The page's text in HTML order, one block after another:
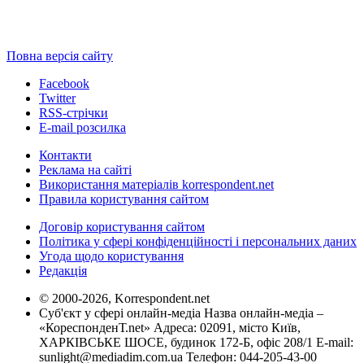
Повна версія сайту
Facebook
Twitter
RSS-стрічки
E-mail розсилка
Контакти
Реклама на сайті
Використання матеріалів korrespondent.net
Правила користування сайтом
Договір користування сайтом
Політика у сфері конфіденційності і персональних даних
Угода щодо користування
Редакція
© 2000-2026, Korrespondent.net
Суб'єкт у сфері онлайн-медіа Назва онлайн-медіа –
«КореспонденТ.net» Адреса: 02091, місто Київ,
ХАРКІВСЬКЕ ШОСЕ, будинок 172-Б, офіс 208/1 E-mail:
sunlight@mediadim.com.ua Телефон: 044-205-43-00